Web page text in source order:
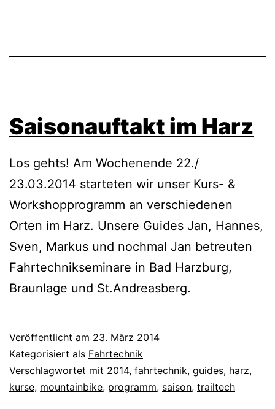
Saisonauftakt im Harz
Los gehts! Am Wochenende 22./
23.03.2014 starteten wir unser Kurs- &
Workshopprogramm an verschiedenen
Orten im Harz. Unsere Guides Jan, Hannes,
Sven, Markus und nochmal Jan betreuten
Fahrtechnikseminare in Bad Harzburg,
Braunlage und St.Andreasberg.
Veröffentlicht am 23. März 2014
Kategorisiert als Fahrtechnik
Verschlagwortet mit 2014, fahrtechnik, guides, harz,
kurse, mountainbike, programm, saison, trailtech